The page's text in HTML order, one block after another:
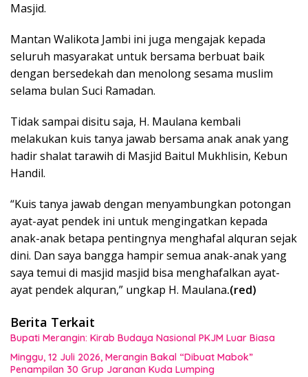
Masjid.
Mantan Walikota Jambi ini juga mengajak kepada
seluruh masyarakat untuk bersama berbuat baik
dengan bersedekah dan menolong sesama muslim
selama bulan Suci Ramadan.
Tidak sampai disitu saja, H. Maulana kembali
melakukan kuis tanya jawab bersama anak anak yang
hadir shalat tarawih di Masjid Baitul Mukhlisin, Kebun
Handil.
“Kuis tanya jawab dengan menyambungkan potongan
ayat-ayat pendek ini untuk mengingatkan kepada
anak-anak betapa pentingnya menghafal alquran sejak
dini. Dan saya bangga hampir semua anak-anak yang
saya temui di masjid masjid bisa menghafalkan ayat-
ayat pendek alquran,” ungkap H. Maulana.(red)
Berita Terkait
Bupati Merangin: Kirab Budaya Nasional PKJM Luar Biasa
Minggu, 12 Juli 2026, Merangin Bakal “Dibuat Mabok”
Penampilan 30 Grup Jaranan Kuda Lumping